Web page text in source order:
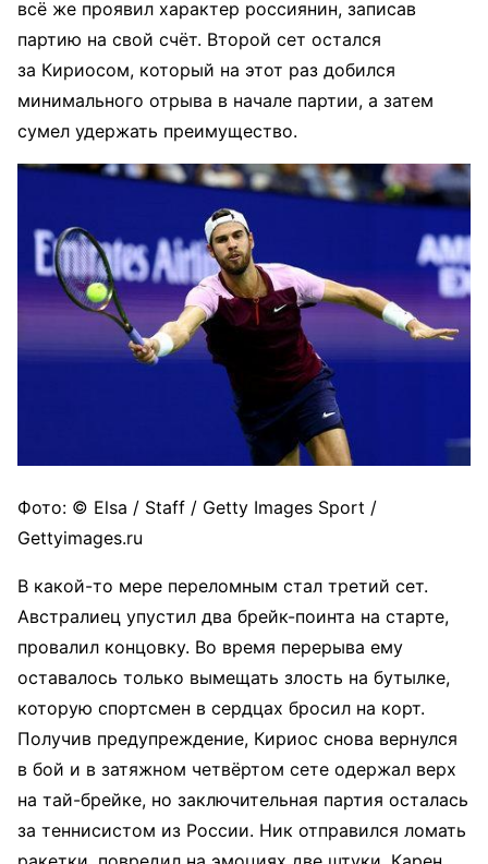
всё же проявил характер россиянин, записав
партию на свой счёт. Второй сет остался
за Кириосом, который на этот раз добился
минимального отрыва в начале партии, а затем
сумел удержать преимущество.
Фото: © Elsa / Staff / Getty Images Sport /
Gettyimages.ru
В какой-то мере переломным стал третий сет.
Австралиец упустил два брейк-поинта на старте,
провалил концовку. Во время перерыва ему
оставалось только вымещать злость на бутылке,
которую спортсмен в сердцах бросил на корт.
Получив предупреждение, Кириос снова вернулся
в бой и в затяжном четвёртом сете одержал верх
на тай-брейке, но заключительная партия осталась
за теннисистом из России. Ник отправился ломать